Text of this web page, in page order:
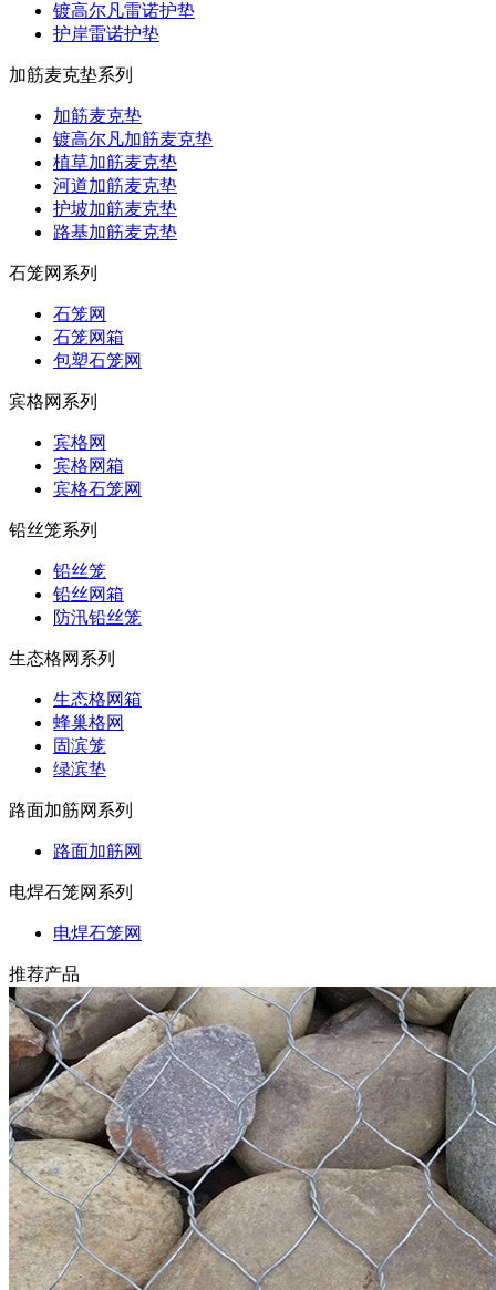
镀高尔凡雷诺护垫
护岸雷诺护垫
加筋麦克垫系列
加筋麦克垫
镀高尔凡加筋麦克垫
植草加筋麦克垫
河道加筋麦克垫
护坡加筋麦克垫
路基加筋麦克垫
石笼网系列
石笼网
石笼网箱
包塑石笼网
宾格网系列
宾格网
宾格网箱
宾格石笼网
铅丝笼系列
铅丝笼
铅丝网箱
防汛铅丝笼
生态格网系列
生态格网箱
蜂巢格网
固滨笼
绿滨垫
路面加筋网系列
路面加筋网
电焊石笼网系列
电焊石笼网
推荐产品